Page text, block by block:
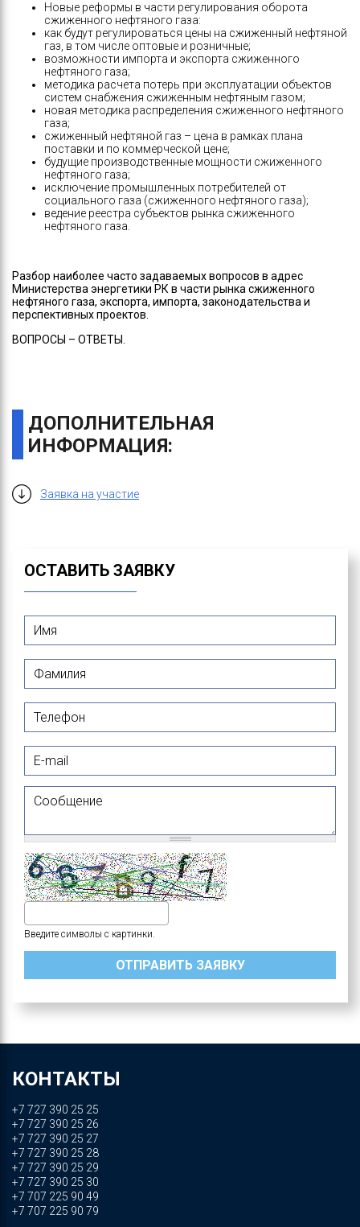
Новые реформы в части регулирования оборота
сжиженного нефтяного газа:
как будут регулироваться цены на сжиженный нефтяной
газ, в том числе оптовые и розничные;
возможности импорта и экспорта сжиженного
нефтяного газа;
методика расчета потерь при эксплуатации объектов
систем снабжения сжиженным нефтяным газом;
новая методика распределения сжиженного нефтяного
газа;
сжиженный нефтяной газ – цена в рамках плана
поставки и по коммерческой цене;
будущие производственные мощности сжиженного
нефтяного газа;
исключение промышленных потребителей от
социального газа (сжиженного нефтяного газа);
ведение реестра субъектов рынка сжиженного
нефтяного газа.
Разбор наиболее часто задаваемых вопросов в адрес
Министерства энергетики РК в части рынка сжиженного
нефтяного газа, экспорта, импорта, законодательства и
перспективных проектов.
ВОПРОСЫ – ОТВЕТЫ.
ДОПОЛНИТЕЛЬНАЯ
ИНФОРМАЦИЯ:
Заявка на участие
ОСТАВИТЬ ЗАЯВКУ
Телефон
Сообщение
Введите символы с картинки.
КОНТАКТЫ
+7 727 390 25 25
+7 727 390 25 26
+7 727 390 25 27
+7 727 390 25 28
+7 727 390 25 29
+7 727 390 25 30
+7 707 225 90 49
+7 707 225 90 79